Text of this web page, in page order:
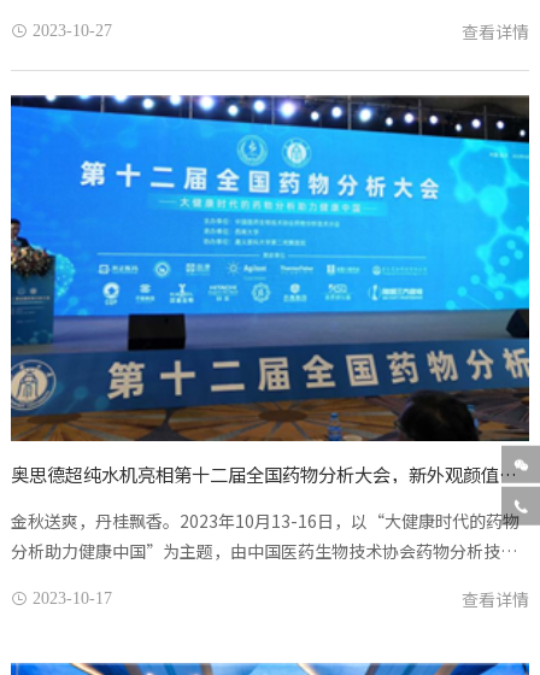
的“2023年海峡两岸植物...
 2023-10-27 查看详情
奥思德超纯水机亮相第十二届全国药物分析大会，新外观颜值爆棚！
金秋送爽，丹桂飘香。2023年10月13-16日，以“大健康时代的药物
分析助力健康中国”为主题，由中国医药生物技术协会药物分析技术
二届全国药物分析大会...
 2023-10-17 查看详情

